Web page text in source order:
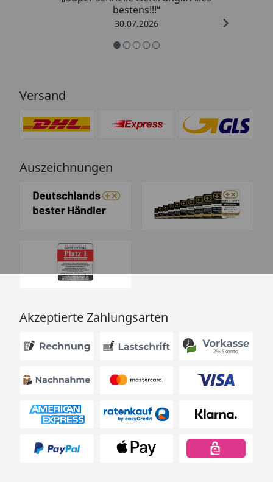
bestens!!!“
30.07.2026
Versand
Auszeichnungen
Akzeptierte Zahlungsarten